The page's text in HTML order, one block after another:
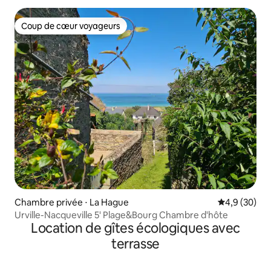
Coup de cœur voyageurs
Coup de cœur voyageurs
Chambre privée ⋅ La Hague Évaluation
4,9 (30)
Urville-Nacqueville 5' Plage&Bourg Chambre d'hôte
Location de gîtes écologiques avec
terrasse